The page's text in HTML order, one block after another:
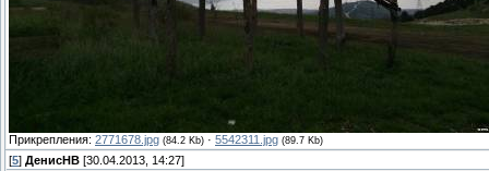
Прикрепления: 2771678.jpg (84.2 Kb) · 5542311.jpg (89.7 Kb)
[5] ДенисНВ [30.04.2013, 14:27]